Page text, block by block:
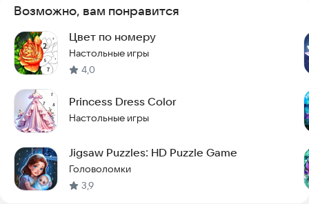
Попробуйте поиграть прямо сейчас и проверьте свои
навыки на практике.
Возможно, вам понравится
Цвет по номеру
Настольные игры
4,0
Princess Dress Color
Настольные игры
Jigsaw Puzzles: HD Puzzle Game
Головоломки
3,9